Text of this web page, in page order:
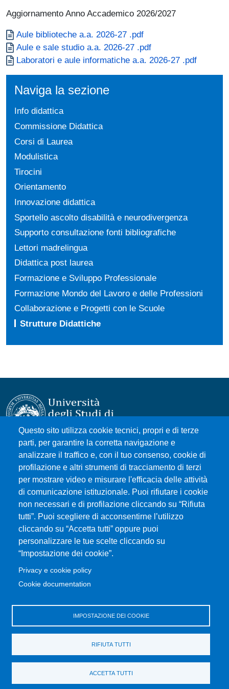
Aggiornamento Anno Accademico 2026/2027
Documento
Aule biblioteche a.a. 2026-27 .pdf
Documento
Aule e sale studio a.a. 2026-27 .pdf
Documento
Laboratori e aule informatiche a.a. 2026-27 .pdf
Naviga la sezione
Info didattica
Commissione Didattica
Corsi di Laurea
Modulistica
Tirocini
Orientamento
Innovazione didattica
Sportello ascolto disabilità e neurodivergenza
Supporto consultazione fonti bibliografiche
Lettori madrelingua
Didattica post laurea
Formazione e Sviluppo Professionale
Formazione Mondo del Lavoro e delle Professioni
Collaborazione e Progetti con le Scuole
Strutture Didattiche
Questo sito utilizza cookie tecnici, propri e di terze
parti, per garantire la corretta navigazione e
analizzare il traffico e, con il tuo consenso, cookie di
profilazione e altri strumenti di tracciamento di terzi
per mostrare video e misurare l'efficacia delle attività
di comunicazione istituzionale. Puoi rifiutare i cookie
non necessari e di profilazione cliccando su “Rifiuta
tutti”. Puoi scegliere di acconsentirne l’utilizzo
cliccando su “Accetta tutti” oppure puoi
personalizzare le tue scelte cliccando su
“Impostazione dei cookie”.
Privacy e cookie policy
Cookie documentation
IMPOSTAZIONE DEI COOKIE
RIFIUTA TUTTI
ACCETTA TUTTI
Università degli Studi di Messina
Piazza Pugliatti, 1 - 98122 Messina
Cod. Fiscale 80004070837
P.IVA 00724160833
Centralino: 090 676 1
MENÙ SOCIAL
MENÙ FOOTER 1
Accessibilità
Privacy e cookie policy
Mappa del sito
Amministrazione trasparente
Sedute del Consiglio
Cambia idea sui cookie